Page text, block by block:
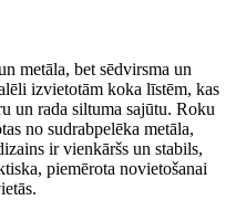
metāla, bet sēdvirsma un
izvietotām koka līstēm, kas
un rada siltuma sajūtu. Roku
no sudrabpelēka metāla,
ir vienkāršs un stabils,
piemērota novietošanai